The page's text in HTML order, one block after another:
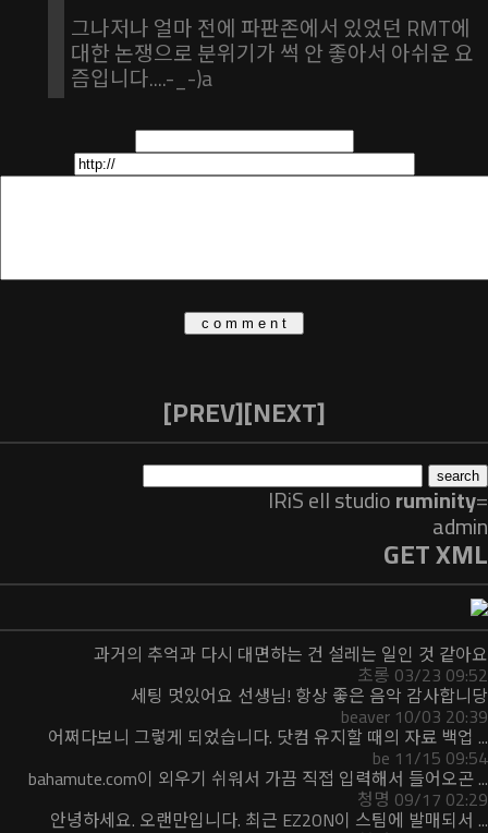
그나저나 얼마 전에 파판존에서 있었던 RMT에
대한 논쟁으로 분위기가 썩 안 좋아서 아쉬운 요
즘입니다....-_-)a
[PREV][NEXT]
IRiS ellstudioruminity=
admin
GET XML
과거의 추억과 다시 대면하는 건 설레는 일인 것 같아요
초롱 03/23 09:52
세팅 멋있어요 선생님! 항상 좋은 음악 감사합니당
beaver 10/03 20:39
어쩌다보니 그렇게 되었습니다. 닷컴 유지할 때의 자료 백업 ...
be 11/15 09:54
bahamute.com이 외우기 쉬워서 가끔 직접 입력해서 들어오곤 ...
청명 09/17 02:29
안녕하세요. 오랜만입니다. 최근 EZ2ON이 스팀에 발매되서 ...